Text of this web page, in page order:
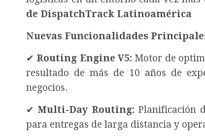
de DispatchTrack Latinoamérica
Nuevas Funcionalidades
✔ Routing Engine V5: Motor de
resultado de más de 10 años de
negocios.
✔ Multi-Day Routing: Planificación
para entregas de larga distancia y